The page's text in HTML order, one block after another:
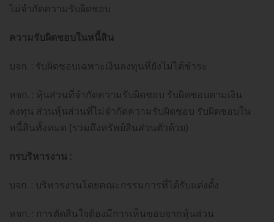
ไม่จำกัดความรับผิดชอบ
ความรับผิดชอบในหนี้สิน
บจก. : รับผิดชอบเฉพาะเงินลงทุนที่ยังไม่ได้ชำระ
หจก. : หุ้นส่วนที่จำกัดความรับผิดชอบ รับผิดชอบตามเงิน
ลงทุน ส่วนหุ้นส่วนที่ไม่จำกัดความรับผิดชอบ รับผิดชอบใน
หนี้สินทั้งหมด (รวมถึงทรัพย์สินส่วนตัวด้วย)
กรบริหารงาน :
บจก. : บริหารงานโดยคณะกรรมการที่ได้รับแต่งตั้ง
หจก. : การตัดสินใจต้องมีการเห็นขอบจากหุ้นส่วน